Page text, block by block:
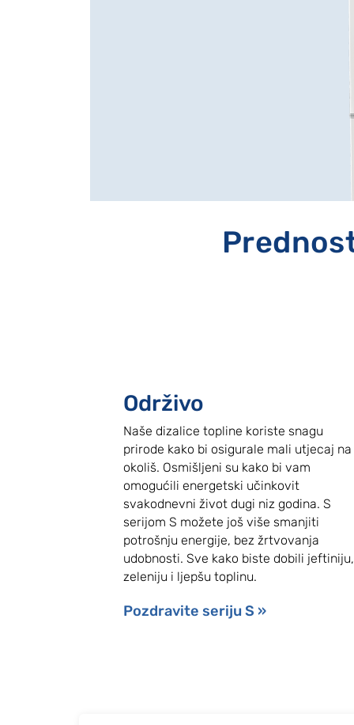
Održivo
Naše dizalice topline koriste snagu
prirode kako bi osigurale mali utjecaj na
okoliš. Osmišljeni su kako bi vam
omogućili energetski učinkovit
svakodnevni život dugi niz godina. S
serijom S možete još više smanjiti
potrošnju energije, bez žrtvovanja
udobnosti. Sve kako biste dobili jeftiniju,
zeleniju i ljepšu toplinu.
Pozdravite seriju S »